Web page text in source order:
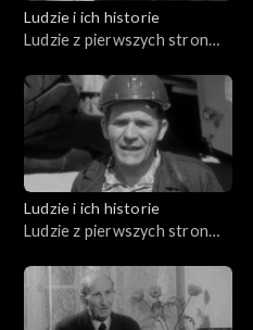
Ludzie i ich historie
Ludzie z pierwszych stron
Ludzie i ich historie
Ludzie z pierwszych stron